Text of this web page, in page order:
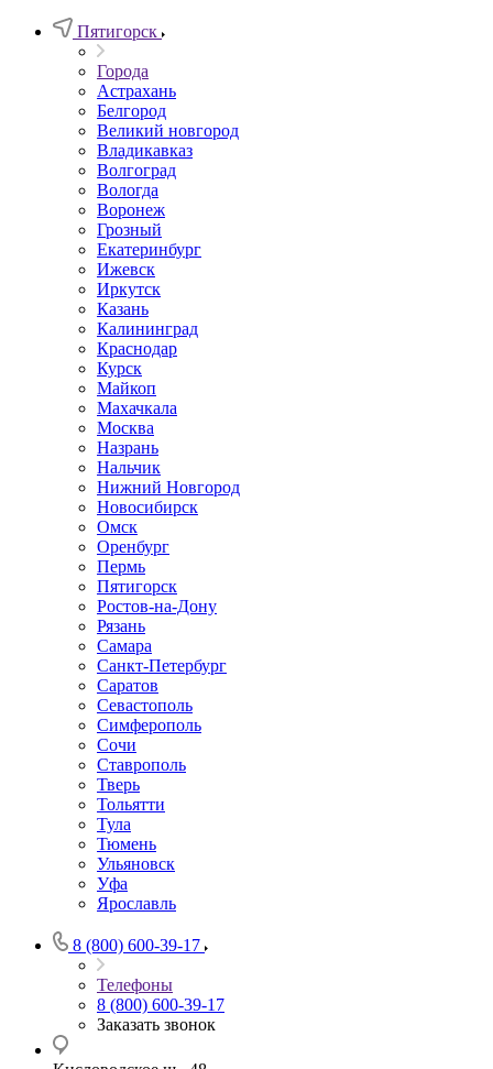
Пятигорск
Города
Астрахань
Белгород
Великий новгород
Владикавказ
Волгоград
Вологда
Воронеж
Грозный
Екатеринбург
Ижевск
Иркутск
Казань
Калининград
Краснодар
Курск
Майкоп
Махачкала
Москва
Назрань
Нальчик
Нижний Новгород
Новосибирск
Омск
Оренбург
Пермь
Пятигорск
Ростов-на-Дону
Рязань
Самара
Санкт-Петербург
Саратов
Севастополь
Симферополь
Сочи
Ставрополь
Тверь
Тольятти
Тула
Тюмень
Ульяновск
Уфа
Ярославль
8 (800) 600-39-17
Телефоны
8 (800) 600-39-17
Заказать звонок